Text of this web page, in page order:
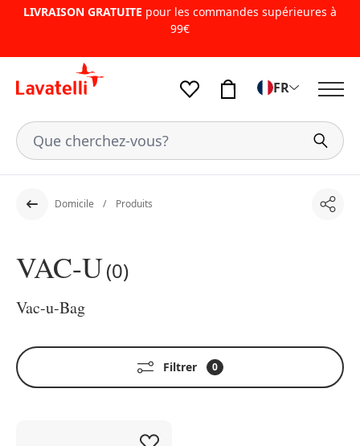
LIVRAISON GRATUITE pour les commandes supérieures à
99€
FR
Dos Domicile Produits
VAC-U(0)
Vac-u-Bag
Filtrer 0